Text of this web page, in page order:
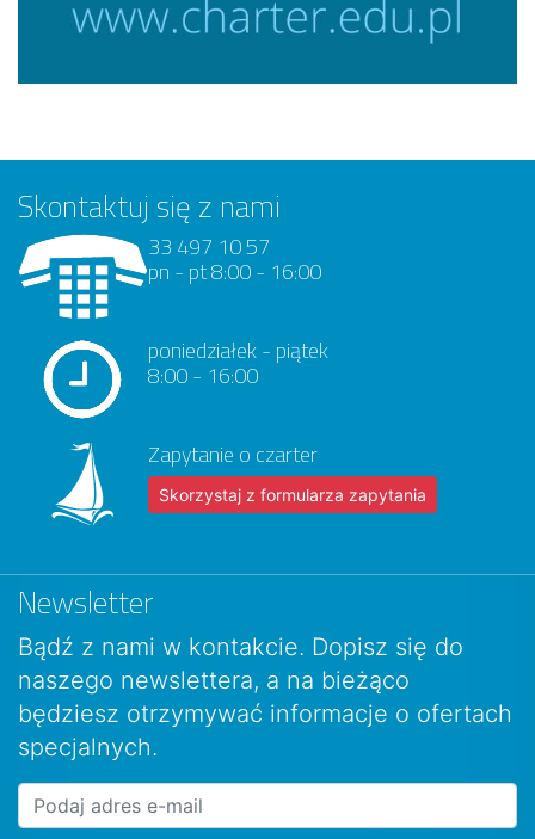
Skontaktuj się z nami
33 497 10 57
pn - pt 8:00 - 16:00
poniedziałek - piątek
8:00 - 16:00
Zapytanie o czarter
Skorzystaj z formularza zapytania
Newsletter
Bądź z nami w kontakcie. Dopisz się do
naszego newslettera, a na bieżąco
będziesz otrzymywać informacje o ofertach
specjalnych.